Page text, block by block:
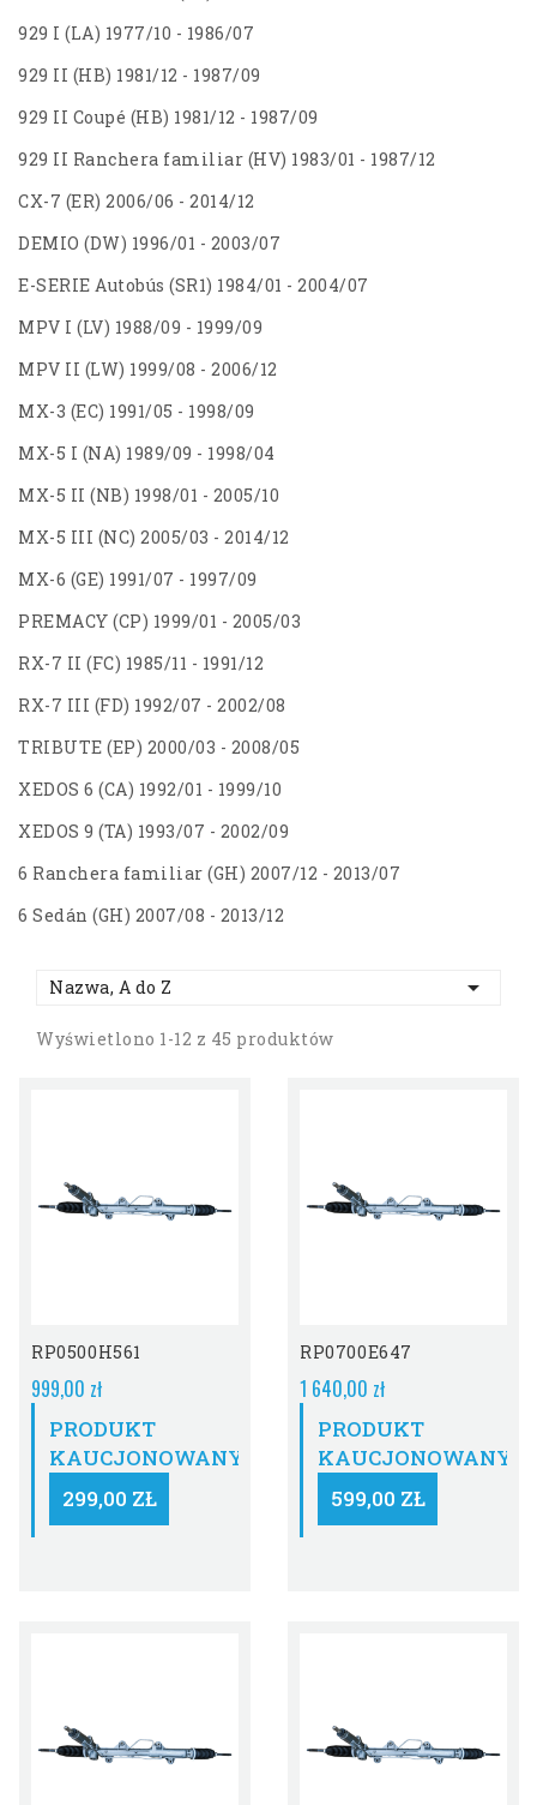
929 I (LA) 1977/10 - 1986/07
929 II (HB) 1981/12 - 1987/09
929 II Coupé (HB) 1981/12 - 1987/09
929 II Ranchera familiar (HV) 1983/01 - 1987/12
CX-7 (ER) 2006/06 - 2014/12
DEMIO (DW) 1996/01 - 2003/07
E-SERIE Autobús (SR1) 1984/01 - 2004/07
MPV I (LV) 1988/09 - 1999/09
MPV II (LW) 1999/08 - 2006/12
MX-3 (EC) 1991/05 - 1998/09
MX-5 I (NA) 1989/09 - 1998/04
MX-5 II (NB) 1998/01 - 2005/10
MX-5 III (NC) 2005/03 - 2014/12
MX-6 (GE) 1991/07 - 1997/09
PREMACY (CP) 1999/01 - 2005/03
RX-7 II (FC) 1985/11 - 1991/12
RX-7 III (FD) 1992/07 - 2002/08
TRIBUTE (EP) 2000/03 - 2008/05
XEDOS 6 (CA) 1992/01 - 1999/10
XEDOS 9 (TA) 1993/07 - 2002/09
6 Ranchera familiar (GH) 2007/12 - 2013/07
6 Sedán (GH) 2007/08 - 2013/12
Nazwa, A do Z 
Wyświetlono 1-12 z 45 produktów
RP0500H561
999,00 zł
PRODUKT
KAUCJONOWANY:
299,00 ZŁ
RP0700E647
1 640,00 zł
PRODUKT
KAUCJONOWANY:
599,00 ZŁ